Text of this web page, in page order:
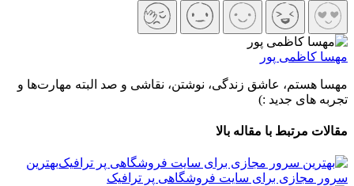
کاظمی پور
هستم، عاشق زندگی، نوشتن، نقاشی و صد البته مهارت‌ها و
های جدید :)
مرتبط با مقاله بالا
بهترین
مجازی برای سایت فروشگاهی پر ترافیک